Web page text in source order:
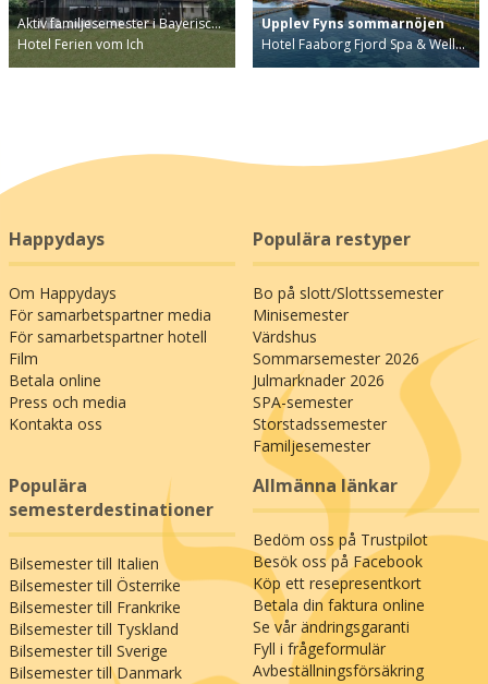
Aktiv familjesemester i Bayerisc…
Hotel Ferien vom Ich
Upplev Fyns sommarnöjen
Hotel Faaborg Fjord Spa & Well…
Happydays
Om Happydays
För samarbetspartner media
För samarbetspartner hotell
Film
Betala online
Press och media
Kontakta oss
Populära restyper
Bo på slott/Slottssemester
Minisemester
Värdshus
Sommarsemester 2026
Julmarknader 2026
SPA-semester
Storstadssemester
Familjesemester
Populära
semesterdestinationer
Bilsemester till Italien
Bilsemester till Österrike
Bilsemester till Frankrike
Bilsemester till Tyskland
Bilsemester till Sverige
Bilsemester till Danmark
Allmänna länkar
Bedöm oss på Trustpilot
Besök oss på Facebook
Köp ett resepresentkort
Betala din faktura online
Se vår ändringsgaranti
Fyll i frågeformulär
Avbeställningsförsäkring